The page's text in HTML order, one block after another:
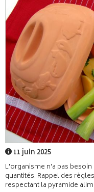
11 juin 2025
L'organisme n'a pas
quantités. Rappel des
respectant la pyramide